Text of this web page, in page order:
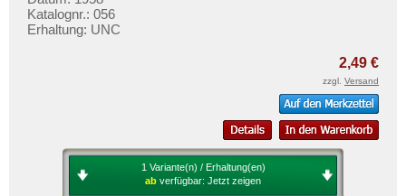
Katalognr.: 056
Erhaltung: UNC
2,49 €
zzgl. Versand
1 Variante(n) / Erhaltung(en)
ab verfügbar: Jetzt zeigen